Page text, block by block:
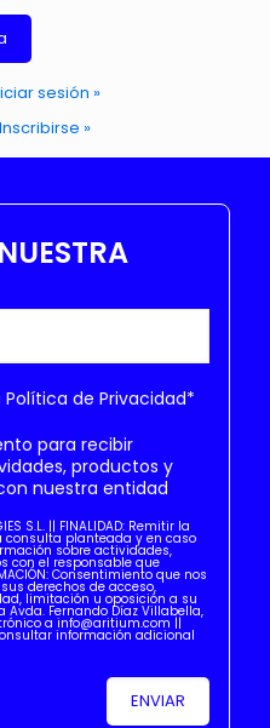
sesión »
Inscribirse »
Política de Privacidad*
para recibir
productos y
nuestra entidad
S.L. || FINALIDAD: Remitir la
consulta planteada y en caso
sobre actividades,
con el responsable que
Consentimiento que nos
sus derechos de acceso,
limitación u oposición a su
Fernando Díaz Villabella,
a info@aritium.com ||
consultar información adicional